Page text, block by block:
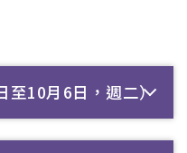
至10月6日，週二）